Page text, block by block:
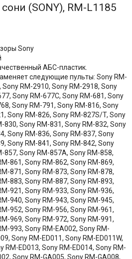
(SONY), RM-L1185
Sony
АБС-пластик.
следующие пульты: Sony RM-
Sony RM-2910, Sony RM-2918, Sony
Sony RM-677С, Sony RM-681, Sony
Sony RM-791, Sony RM-816, Sony
Sony RM-826, Sony RM-827S/T, Sony
830, Sony RM-831, Sony RM-832, Sony
Sony RM-836, Sony RM-837, Sony
Sony RM-841, Sony RM-842, Sony
857, Sony RM-857А, Sony RM-858,
861, Sony RM-862, Sony RM-869,
871, Sony RM-873, Sony RM-878,
883, Sony RM-887, Sony RM-893,
921, Sony RM-933, Sony RM-936,
940, Sony RM-943, Sony RM-945,
952, Sony RM-956, Sony RM-961,
969, Sony RM-972, Sony RM-991,
993, Sony RM-EA002, Sony RM-
Sony RM-ED011, Sony RM-ED011W,
RM-ED013, Sony RM-ED014, Sony RM-
Sony RM-GA005, Sony RM-GA008,